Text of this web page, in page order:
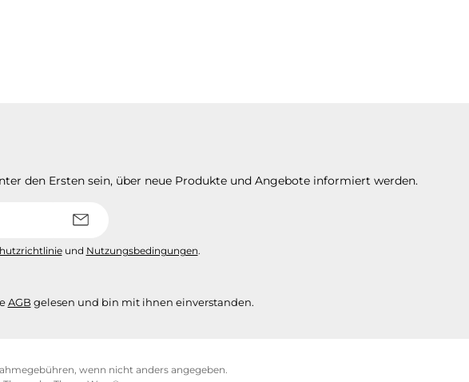
den Ersten sein, über neue Produkte und Angebote informiert werden.
und Nutzungsbedingungen.
AGB gelesen und bin mit ihnen einverstanden.
wenn nicht anders angegeben.